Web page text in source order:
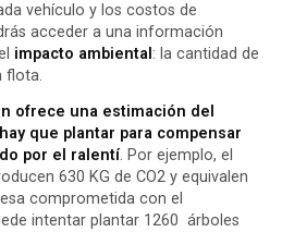
vehículo y los costos de
acceder a una información
impacto ambiental : la cantidad de
flota.
ofrece una estimación del
que plantar para compensar
por el ralentí. Por ejemplo, el
630 KG de CO2 y equivalen
comprometida con el
intentar plantar 1260 árboles